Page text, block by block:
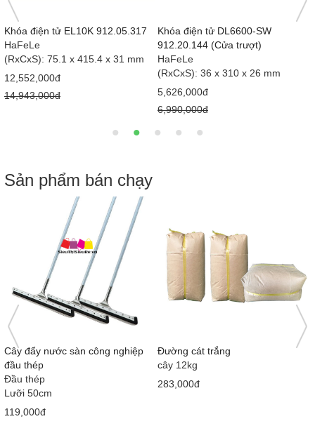
Khóa điện tử DL6600-SW
912.20.141 (Cửa mở)
HaFeLe
(RxCxS): 36 x 310 x 26 mm
5,626,000đ
Khóa điện tử DL7100 912.05.498
HaFeLe
64 x 283 x 26.8 mm
6,060,000đ
7,730,000đ
Sản phẩm bán chạy
Nước tương Mekong Nắp hồng
415ml x 12 chai
58,000đ
Bàn cầu 1 khối giá rẻ MS5001
Loại 1
710x380x630 mm